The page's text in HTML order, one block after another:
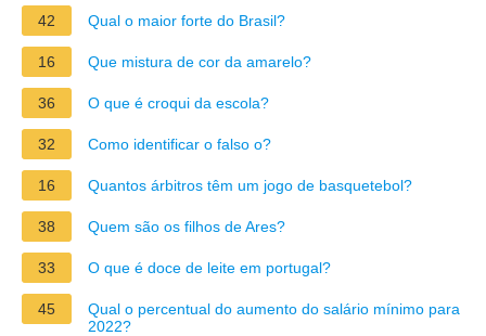
42 Qual o maior forte do Brasil?
16 Que mistura de cor da amarelo?
36 O que é croqui da escola?
32 Como identificar o falso o?
16 Quantos árbitros têm um jogo de basquetebol?
38 Quem são os filhos de Ares?
33 O que é doce de leite em portugal?
45
Qual o percentual do aumento do salário mínimo para
2022?